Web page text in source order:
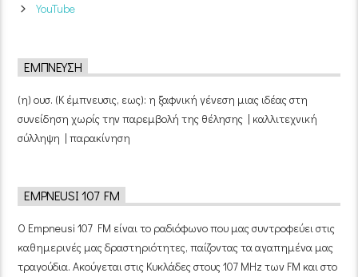
YouTube
ΈΜΠΝΕΥΣΗ
(η) ουσ. (Κ έμπνευσις, εως): η ξαφνική γένεση μιας ιδέας στη
συνείδηση χωρίς την παρεμβολή της θέλησης | καλλιτεχνική
σύλληψη | παρακίνηση
EMPNEUSI 107 FM
Ο Empneusi 107 FM είναι το ραδιόφωνο που μας συντροφεύει στις
καθημερινές μας δραστηριότητες, παίζοντας τα αγαπημένα μας
τραγούδια. Ακούγεται στις Κυκλάδες στους 107 MHz των FM και στο